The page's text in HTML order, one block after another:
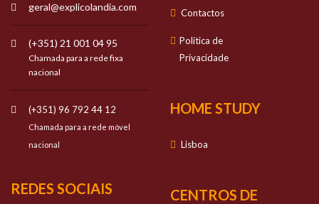
geral@explicolandia.com
(+351) 21 001 04 95
Chamada para a rede fixa
nacional
(+351) 96 792 44 12
Chamada para a rede móvel
nacional
REDES SOCIAIS
Contactos
Política de
Privacidade
HOME STUDY
Lisboa
CENTROS DE